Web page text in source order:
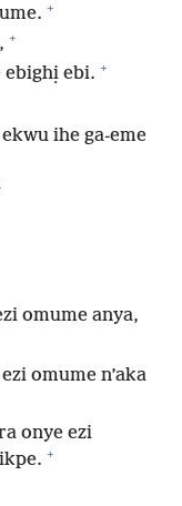
+
+
ebighị ebi. +
ihe ga-eme
omume anya,
omume n’aka
onye ezi
+